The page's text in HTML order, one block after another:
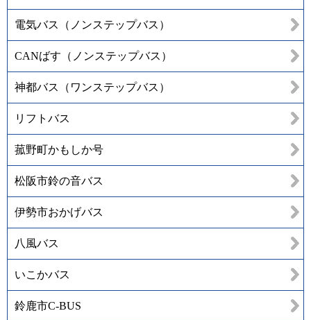
電気バス（ノンステップバス）
CANばす（ノンステップバス）
神都バス（ワンステップバス）
リフトバス
菰野町かもしか号
松阪市鈴の音バス
伊勢市おかげバス
八風バス
いこかバス
鈴鹿市C-BUS